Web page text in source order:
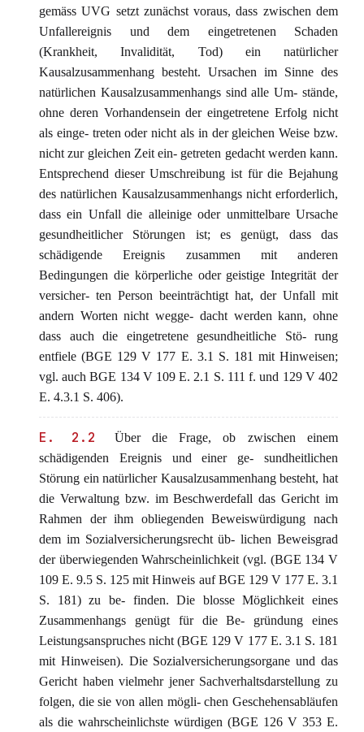
gemäss UVG setzt zunächst voraus, dass zwischen dem
Unfallereignis und dem eingetretenen Schaden
(Krankheit, Invalidität, Tod) ein natürlicher
Kausalzusammenhang besteht. Ursachen im Sinne des
natürlichen Kausalzusammenhangs sind alle Um- stände,
ohne deren Vorhandensein der eingetretene Erfolg nicht
als einge- treten oder nicht als in der gleichen Weise bzw.
nicht zur gleichen Zeit ein- getreten gedacht werden kann.
Entsprechend dieser Umschreibung ist für die Bejahung
des natürlichen Kausalzusammenhangs nicht erforderlich,
dass ein Unfall die alleinige oder unmittelbare Ursache
gesundheitlicher Störungen ist; es genügt, dass das
schädigende Ereignis zusammen mit anderen
Bedingungen die körperliche oder geistige Integrität der
versicher- ten Person beeinträchtigt hat, der Unfall mit
andern Worten nicht wegge- dacht werden kann, ohne
dass auch die eingetretene gesundheitliche Stö- rung
entfiele (BGE 129 V 177 E. 3.1 S. 181 mit Hinweisen;
vgl. auch BGE 134 V 109 E. 2.1 S. 111 f. und 129 V 402
E. 4.3.1 S. 406).
E. 2.2
Über die Frage, ob zwischen einem
schädigenden Ereignis und einer ge- sundheitlichen
Störung ein natürlicher Kausalzusammenhang besteht, hat
die Verwaltung bzw. im Beschwerdefall das Gericht im
Rahmen der ihm obliegenden Beweiswürdigung nach
dem im Sozialversicherungsrecht üb- lichen Beweisgrad
der überwiegenden Wahrscheinlichkeit (vgl. (BGE 134 V
109 E. 9.5 S. 125 mit Hinweis auf BGE 129 V 177 E. 3.1
S. 181) zu be- finden. Die blosse Möglichkeit eines
Zusammenhangs genügt für die Be- gründung eines
Leistungsanspruches nicht (BGE 129 V 177 E. 3.1 S. 181
mit Hinweisen). Die Sozialversicherungsorgane und das
Gericht haben vielmehr jener Sachverhaltsdarstellung zu
folgen, die sie von allen mögli- chen Geschehensabläufen
als die wahrscheinlichste würdigen (BGE 126 V 353 E.